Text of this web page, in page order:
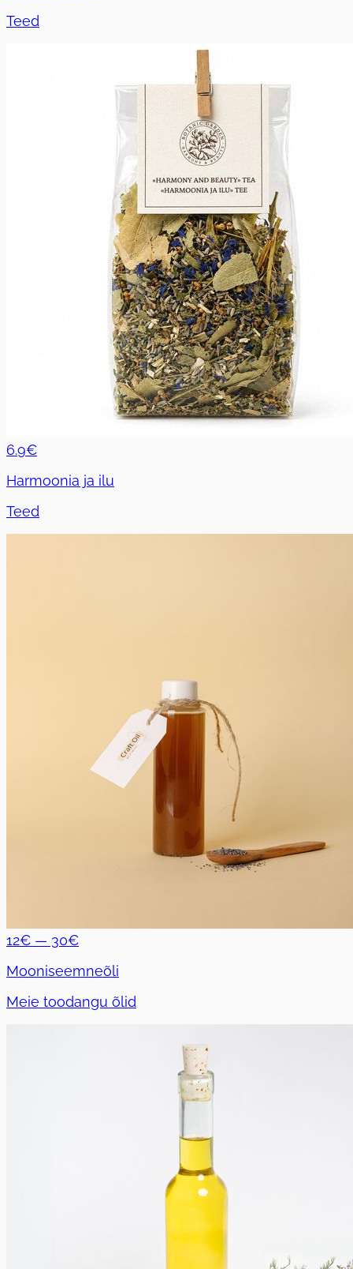
Teed
6.9€
Harmoonia ja ilu
Teed
12€ — 30€
Mooniseemneõli
Meie toodangu õlid